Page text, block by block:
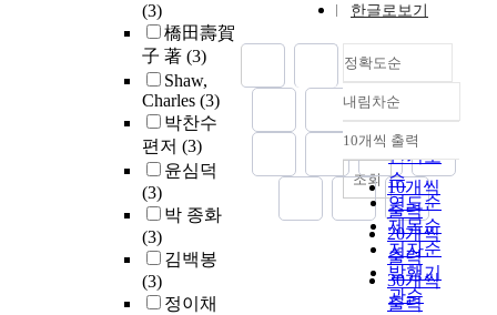
(3)
橋田壽賀
子 著 (3)
Shaw,
Charles (3)
박찬수
편저 (3)
윤심덕
(3)
박 종화
(3)
김백봉
(3)
정이채
한글로보기
정확도순
정확도
순
인기도
순
연도순
제목순
저자순
발행기
관순
내림차순
내림차순
10개씩 출력
10개씩
출력
20개씩
출력
30개씩
출력
조회